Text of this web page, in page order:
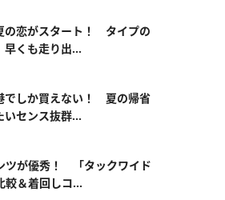
の恋がスタート！ タイプの
くも走り出...
でしか買えない！ 夏の帰省
いセンス抜群...
ツが優秀！ 「タックワイド
較＆着回しコ...